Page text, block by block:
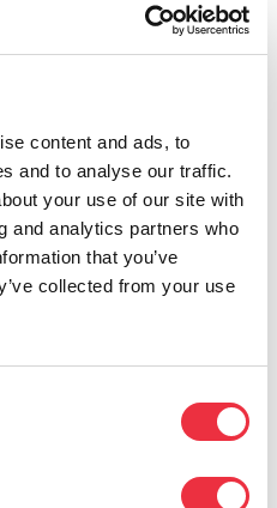
content and ads, to
and to analyse our traffic.
your use of our site with
and analytics partners who
that you’ve
collected from your use
tai webinaareja.